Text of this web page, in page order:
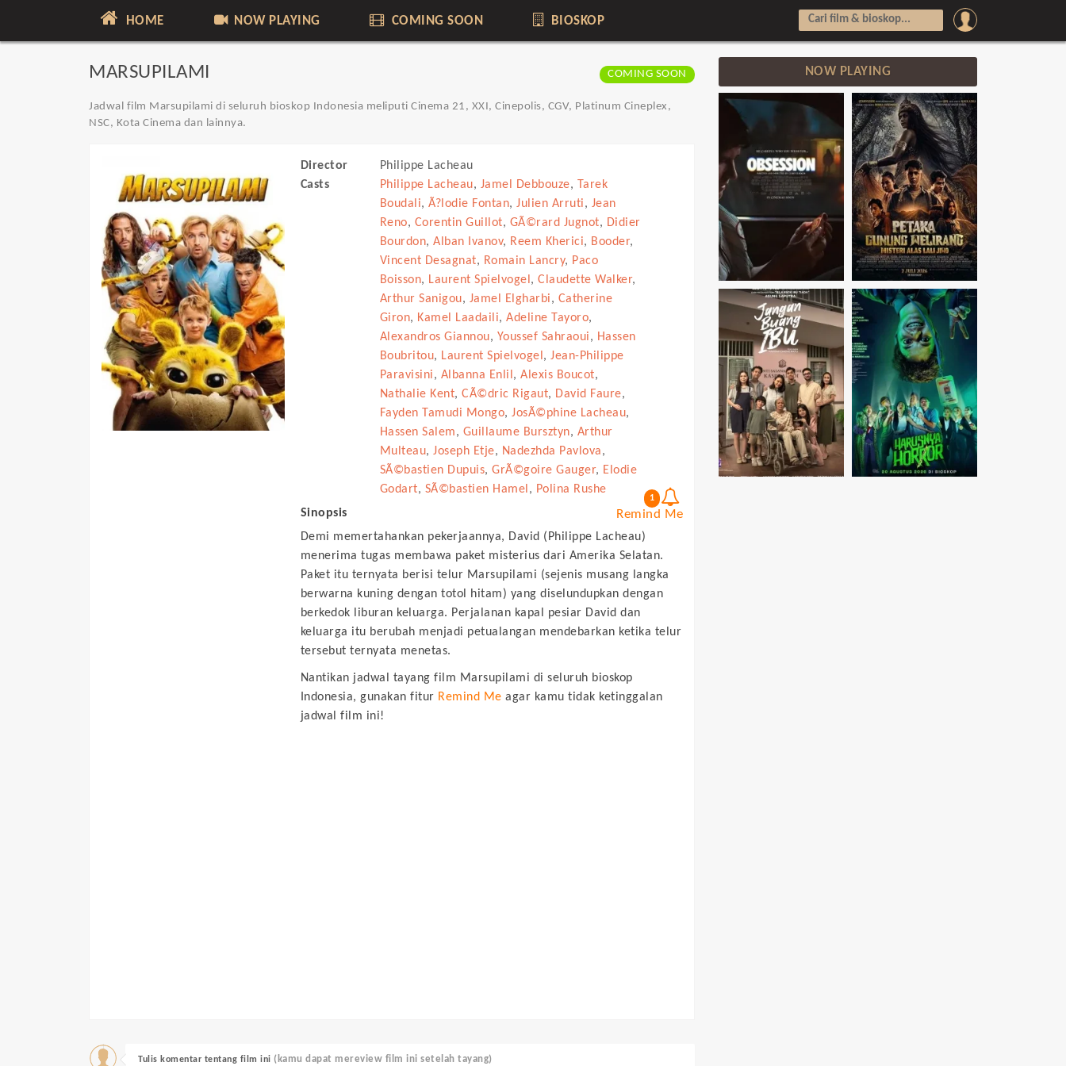
HOME NOW PLAYING COMING SOON BIOSKOP
MARSUPILAMI COMING SOON
Jadwal film Marsupilami di seluruh bioskop Indonesia meliputi Cinema 21, XXI, Cinepolis, CGV, Platinum Cineplex,
NSC, Kota Cinema dan lainnya.
Director
Philippe Lacheau
Casts
Philippe Lacheau, Jamel Debbouze,
Tarek
Boudali, Ã?lodie Fontan, Julien Arruti, Jean
Reno, Corentin Guillot, GÃ©rard Jugnot, Didier
Bourdon, Alban Ivanov, Reem Kherici, Booder,
Vincent Desagnat, Romain Lancry, Paco
Boisson, Laurent Spielvogel , Claudette Walker,
Arthur Sanigou, Jamel Elgharbi, Catherine
Giron, Kamel Laadaili, Adeline Tayoro,
Alexandros Giannou, Youssef Sahraoui, Hassen
Boubritou, Laurent Spielvogel , Jean-Philippe
Paravisini, Albanna Enlil , Alexis Boucot,
Nathalie Kent, CÃ©dric Rigaut, David Faure,
Fayden Tamudi Mongo, JosÃ©phine Lacheau,
Hassen Salem, Guillaume Bursztyn, Arthur
Multeau, Joseph Etje, Nadezhda Pavlova,
SÃ©bastien Dupuis, GrÃ©goire Gauger, Elodie
Godart, SÃ©bastien Hamel , Polina Rushe
1
Remind Me
Sinopsis
Demi memertahankan pekerjaannya, David (Philippe Lacheau)
menerima tugas membawa paket misterius dari Amerika Selatan.
Paket itu ternyata berisi telur Marsupilami (sejenis musang langka
berwarna kuning dengan totol hitam) yang diselundupkan dengan
berkedok liburan keluarga. Perjalanan kapal pesiar David dan
keluarga itu berubah menjadi petualangan mendebarkan ketika telur
tersebut ternyata menetas.
Nantikan jadwal tayang film Marsupilami di seluruh bioskop
Indonesia, gunakan fitur Remind Me agar kamu tidak ketinggalan
jadwal film ini!
Tulis komentar tentang film ini (kamu dapat mereview film ini setelah tayang)
NOW PLAYING